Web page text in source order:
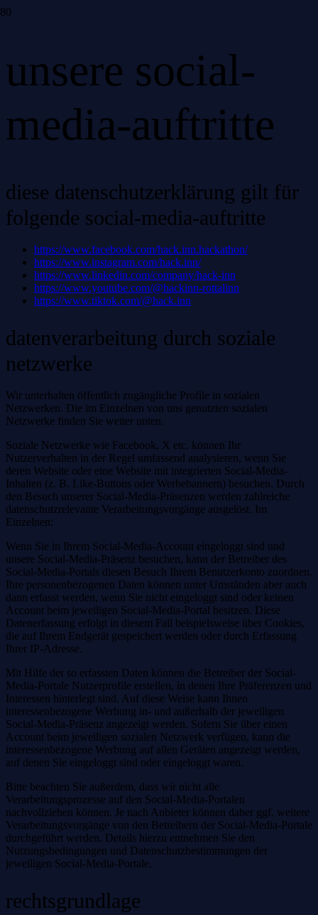
unsere social-
media-auftritte
diese datenschutzerklärung gilt für
folgende social-media-auftritte
https://www.facebook.com/hack.inn.hackathon/
https://www.instagram.com/hack.inn/
https://www.linkedin.com/company/hack-inn
https://www.youtube.com/@hackinn-rottalinn
https://www.tiktok.com/@hack.inn
datenverarbeitung durch soziale
netzwerke
Wir unterhalten öffentlich zugängliche Profile in sozialen
Netzwerken. Die im Einzelnen von uns genutzten sozialen
Netzwerke finden Sie weiter unten.
Soziale Netzwerke wie Facebook, X etc. können Ihr
Nutzerverhalten in der Regel umfassend analysieren, wenn Sie
deren Website oder eine Website mit integrierten Social-Media-
Inhalten (z. B. Like-Buttons oder Werbebannern) besuchen. Durch
den Besuch unserer Social-Media-Präsenzen werden zahlreiche
datenschutzrelevante Verarbeitungsvorgänge ausgelöst. Im
Einzelnen:
Wenn Sie in Ihrem Social-Media-Account eingeloggt sind und
unsere Social-Media-Präsenz besuchen, kann der Betreiber des
Social-Media-Portals diesen Besuch Ihrem Benutzerkonto zuordnen.
Ihre personenbezogenen Daten können unter Umständen aber auch
dann erfasst werden, wenn Sie nicht eingeloggt sind oder keinen
Account beim jeweiligen Social-Media-Portal besitzen. Diese
Datenerfassung erfolgt in diesem Fall beispielsweise über Cookies,
die auf Ihrem Endgerät gespeichert werden oder durch Erfassung
Ihrer IP-Adresse.
Mit Hilfe der so erfassten Daten können die Betreiber der Social-
Media-Portale Nutzerprofile erstellen, in denen Ihre Präferenzen und
Interessen hinterlegt sind. Auf diese Weise kann Ihnen
interessenbezogene Werbung in- und außerhalb der jeweiligen
Social-Media-Präsenz angezeigt werden. Sofern Sie über einen
Account beim jeweiligen sozialen Netzwerk verfügen, kann die
interessenbezogene Werbung auf allen Geräten angezeigt werden,
auf denen Sie eingeloggt sind oder eingeloggt waren.
Bitte beachten Sie außerdem, dass wir nicht alle
Verarbeitungsprozesse auf den Social-Media-Portalen
nachvollziehen können. Je nach Anbieter können daher ggf. weitere
Verarbeitungsvorgänge von den Betreibern der Social-Media-Portale
durchgeführt werden. Details hierzu entnehmen Sie den
Nutzungsbedingungen und Datenschutzbestimmungen der
jeweiligen Social-Media-Portale.
rechtsgrundlage